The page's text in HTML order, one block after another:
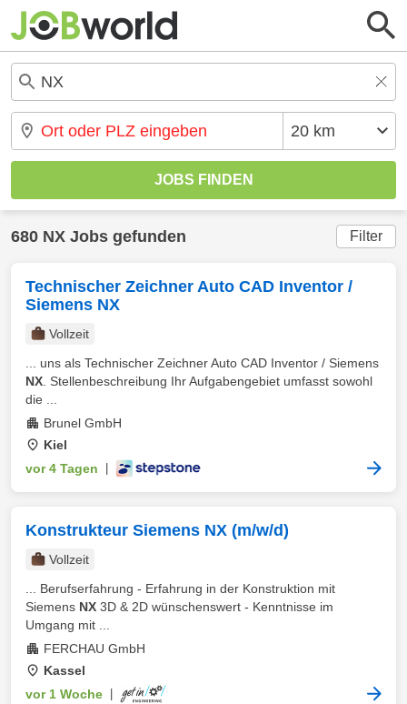
680 NX Jobs gefunden Filter
Technischer Zeichner Auto CAD Inventor /
Siemens NX
Vollzeit
... uns als Technischer Zeichner Auto CAD Inventor / Siemens
NX . Stellenbeschreibung Ihr Aufgabengebiet umfasst sowohl
die ...
Brunel GmbH
Kiel
vor 4 Tagen
Konstrukteur Siemens NX (m/w/d)
Vollzeit
... Berufserfahrung - Erfahrung in der Konstruktion mit
Siemens NX 3D & 2D wünschenswert - Kenntnisse im
Umgang mit ...
FERCHAU GmbH
Kassel
vor 1 Woche